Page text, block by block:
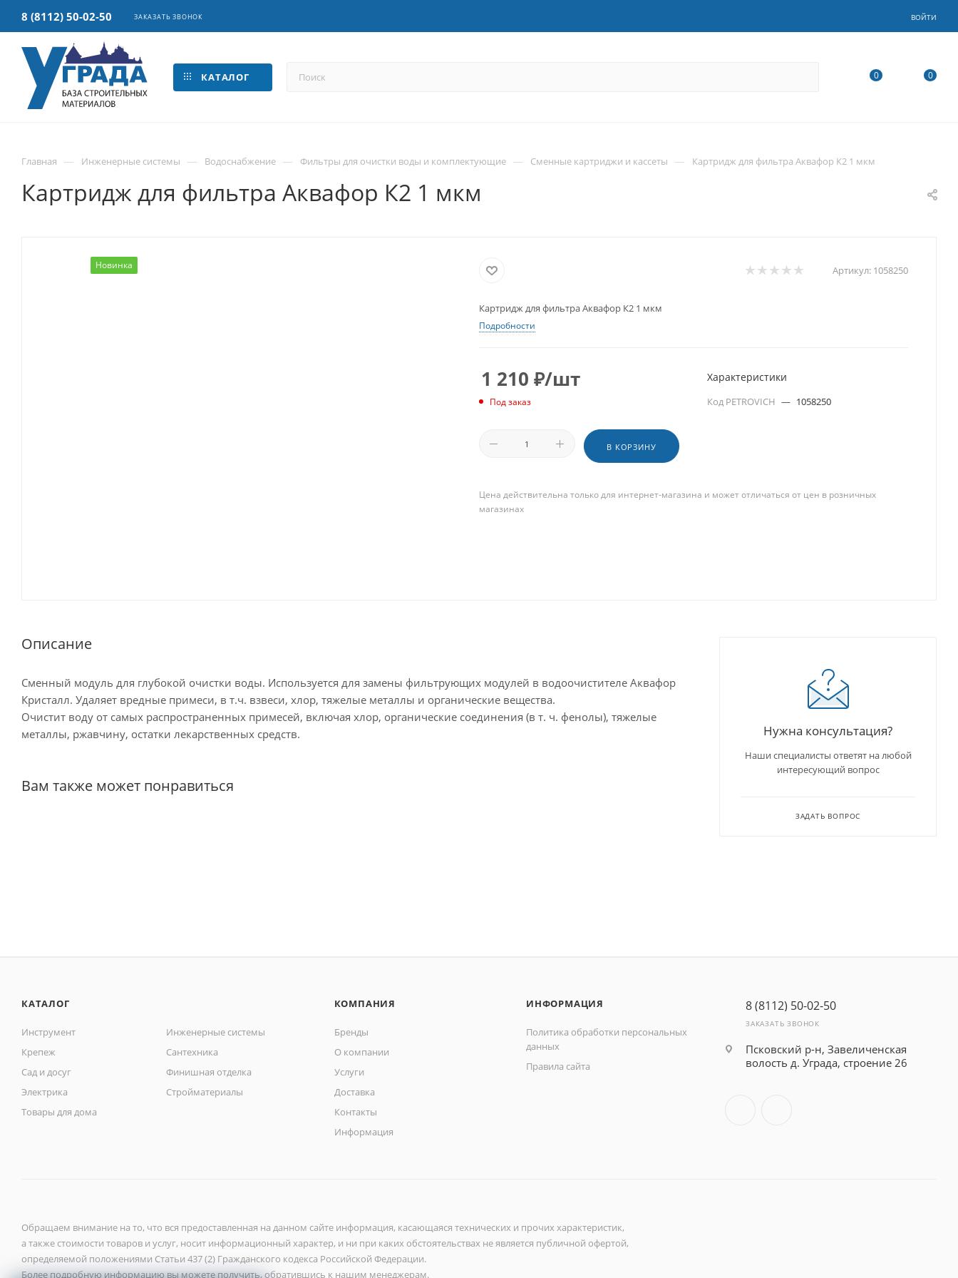
8 (8112) 50-02-50 ЗАКАЗАТЬ ЗВОНОК ВОЙТИ
КАТАЛОГ 0 0
Главная — Инженерные системы — Водоснабжение — Фильтры для очистки воды и комплектующие — Сменные картриджи и кассеты — Картридж для фильтра Аквафор К2 1 мкм
Картридж для фильтра Аквафор К2 1 мкм
Новинка Артикул: 1058250
Картридж для фильтра Аквафор К2 1 мкм
Подробности
1 210 ₽/шт
Под заказ
В КОРЗИНУ
Характеристики
Код PETROVICH — 1058250
Цена действительна только для интернет-магазина и может отличаться от цен в розничных
магазинах
Описание
Сменный модуль для глубокой очистки воды. Используется для замены фильтрующих модулей в водоочистителе Аквафор
Кристалл. Удаляет вредные примеси, в т.ч. взвеси, хлор, тяжелые металлы и органические вещества.
Очистит воду от самых распространенных примесей, включая хлор, органические соединения (в т. ч. фенолы), тяжелые
металлы, ржавчину, остатки лекарственных средств.
Вам также может понравиться
Нужна консультация?
Наши специалисты ответят на любой
интересующий вопрос
ЗАДАТЬ ВОПРОС
КАТАЛОГ
Инструмент
Инженерные системы
Крепеж
Сантехника
Сад и досуг
Финишная отделка
Электрика
Стройматериалы
Товары для дома
КОМПАНИЯ
Бренды
О компании
Услуги
Доставка
Контакты
Информация
ИНФОРМАЦИЯ
Политика обработки персональных
данных
Правила сайта
8 (8112) 50-02-50
ЗАКАЗАТЬ ЗВОНОК
Псковский р-н, Завеличенская
волость д. Уграда, строение 26
Обращаем внимание на то, что вся предоставленная на данном сайте информация, касающаяся технических и прочих характеристик,
а также стоимости товаров и услуг, носит информационный характер, и ни при каких обстоятельствах не является публичной офертой,
определяемой положениями Статьи 437 (2) Гражданского кодекса Российской Федерации.
Более подробную информацию вы можете получить, обратившись к нашим менеджерам.